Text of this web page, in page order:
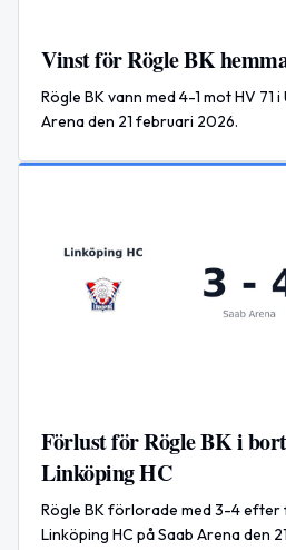
Vinst för Rögle BK
Rögle BK vann med 4-1 mot HV
Arena den 21 februari 2026.
Förlust för Rögle BK i
Linköping HC
Rögle BK förlorade med 3-4
Linköping HC på Saab Arena den